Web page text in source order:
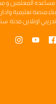
أسئلة
اسرار
مساعده المعلمين و
بناءمنصه تعليميه
تدريبي اونلاين مدته